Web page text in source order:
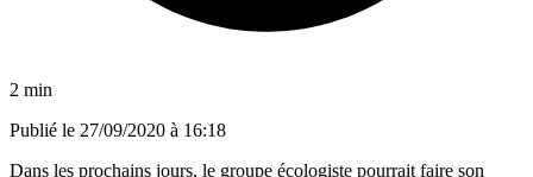
2 min
Publié le 27/09/2020 à 16:18
Dans les prochains jours, le groupe écologiste pourrait faire son